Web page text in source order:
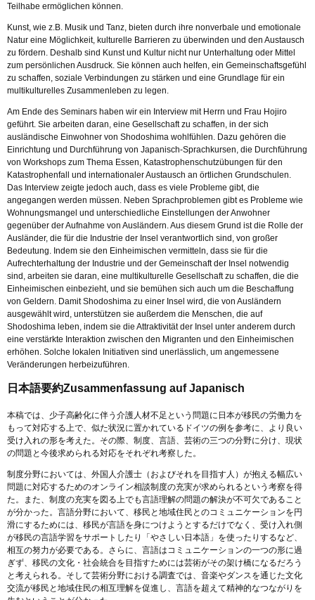
Teilhabe ermöglichen können.
Kunst, wie z.B. Musik und Tanz, bieten durch ihre nonverbale und emotionale
Natur eine Möglichkeit, kulturelle Barrieren zu überwinden und den Austausch
zu fördern. Deshalb sind Kunst und Kultur nicht nur Unterhaltung oder Mittel
zum persönlichen Ausdruck. Sie können auch helfen, ein Gemeinschaftsgefühl
zu schaffen, soziale Verbindungen zu stärken und eine Grundlage für ein
multikulturelles Zusammenleben zu legen.
Am Ende des Seminars haben wir ein Interview mit Herrn und Frau Hojiro
geführt. Sie arbeiten daran, eine Gesellschaft zu schaffen, in der sich
ausländische Einwohner von Shodoshima wohlfühlen. Dazu gehören die
Einrichtung und Durchführung von Japanisch-Sprachkursen, die Durchführung
von Workshops zum Thema Essen, Katastrophenschutzübungen für den
Katastrophenfall und internationaler Austausch an örtlichen Grundschulen.
Das Interview zeigte jedoch auch, dass es viele Probleme gibt, die
angegangen werden müssen. Neben Sprachproblemen gibt es Probleme wie
Wohnungsmangel und unterschiedliche Einstellungen der Anwohner
gegenüber der Aufnahme von Ausländern. Aus diesem Grund ist die Rolle der
Ausländer, die für die Industrie der Insel verantwortlich sind, von großer
Bedeutung. Indem sie den Einheimischen vermitteln, dass sie für die
Aufrechterhaltung der Industrie und der Gemeinschaft der Insel notwendig
sind, arbeiten sie daran, eine multikulturelle Gesellschaft zu schaffen, die die
Einheimischen einbezieht, und sie bemühen sich auch um die Beschaffung
von Geldern. Damit Shodoshima zu einer Insel wird, die von Ausländern
ausgewählt wird, unterstützen sie außerdem die Menschen, die auf
Shodoshima leben, indem sie die Attraktivität der Insel unter anderem durch
eine verstärkte Interaktion zwischen den Migranten und den Einheimischen
erhöhen. Solche lokalen Initiativen sind unerlässlich, um angemessene
Veränderungen herbeizuführen.
日本語要約Zusammenfassung auf Japanisch
本稿では、少子高齢化に伴う介護人材不足という問題に日本が移民の労働力を
もって対応する上で、似た状況に置かれているドイツの例を参考に、より良い
受け入れの形を考えた。その際、制度、言語、芸術の三つの分野に分け、現状
の問題と今後求められる対応をそれぞれ考察した。
制度分野においては、外国人介護士（およびそれを目指す人）が抱える幅広い
問題に対応するためのオンライン相談制度の充実が求められるという考察を得
た。また、制度の充実を図る上でも言語理解の問題の解決が不可欠であること
が分かった。言語分野において、移民と地域住民とのコミュニケーションを円
滑にするためには、移民が言語を身につけようとするだけでなく、受け入れ側
が移民の言語学習をサポートしたり「やさしい日本語」を使ったりするなど、
相互の努力が必要である。さらに、言語はコミュニケーションの一つの形に過
ぎず、移民の文化・社会統合を目指すためには芸術がその架け橋になるだろう
と考えられる。そして芸術分野における調査では、音楽やダンスを通じた文化
交流が移民と地域住民の相互理解を促進し、言語を超えて精神的なつながりを